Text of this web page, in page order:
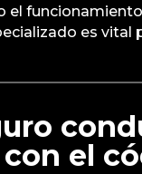
el
es vital
el